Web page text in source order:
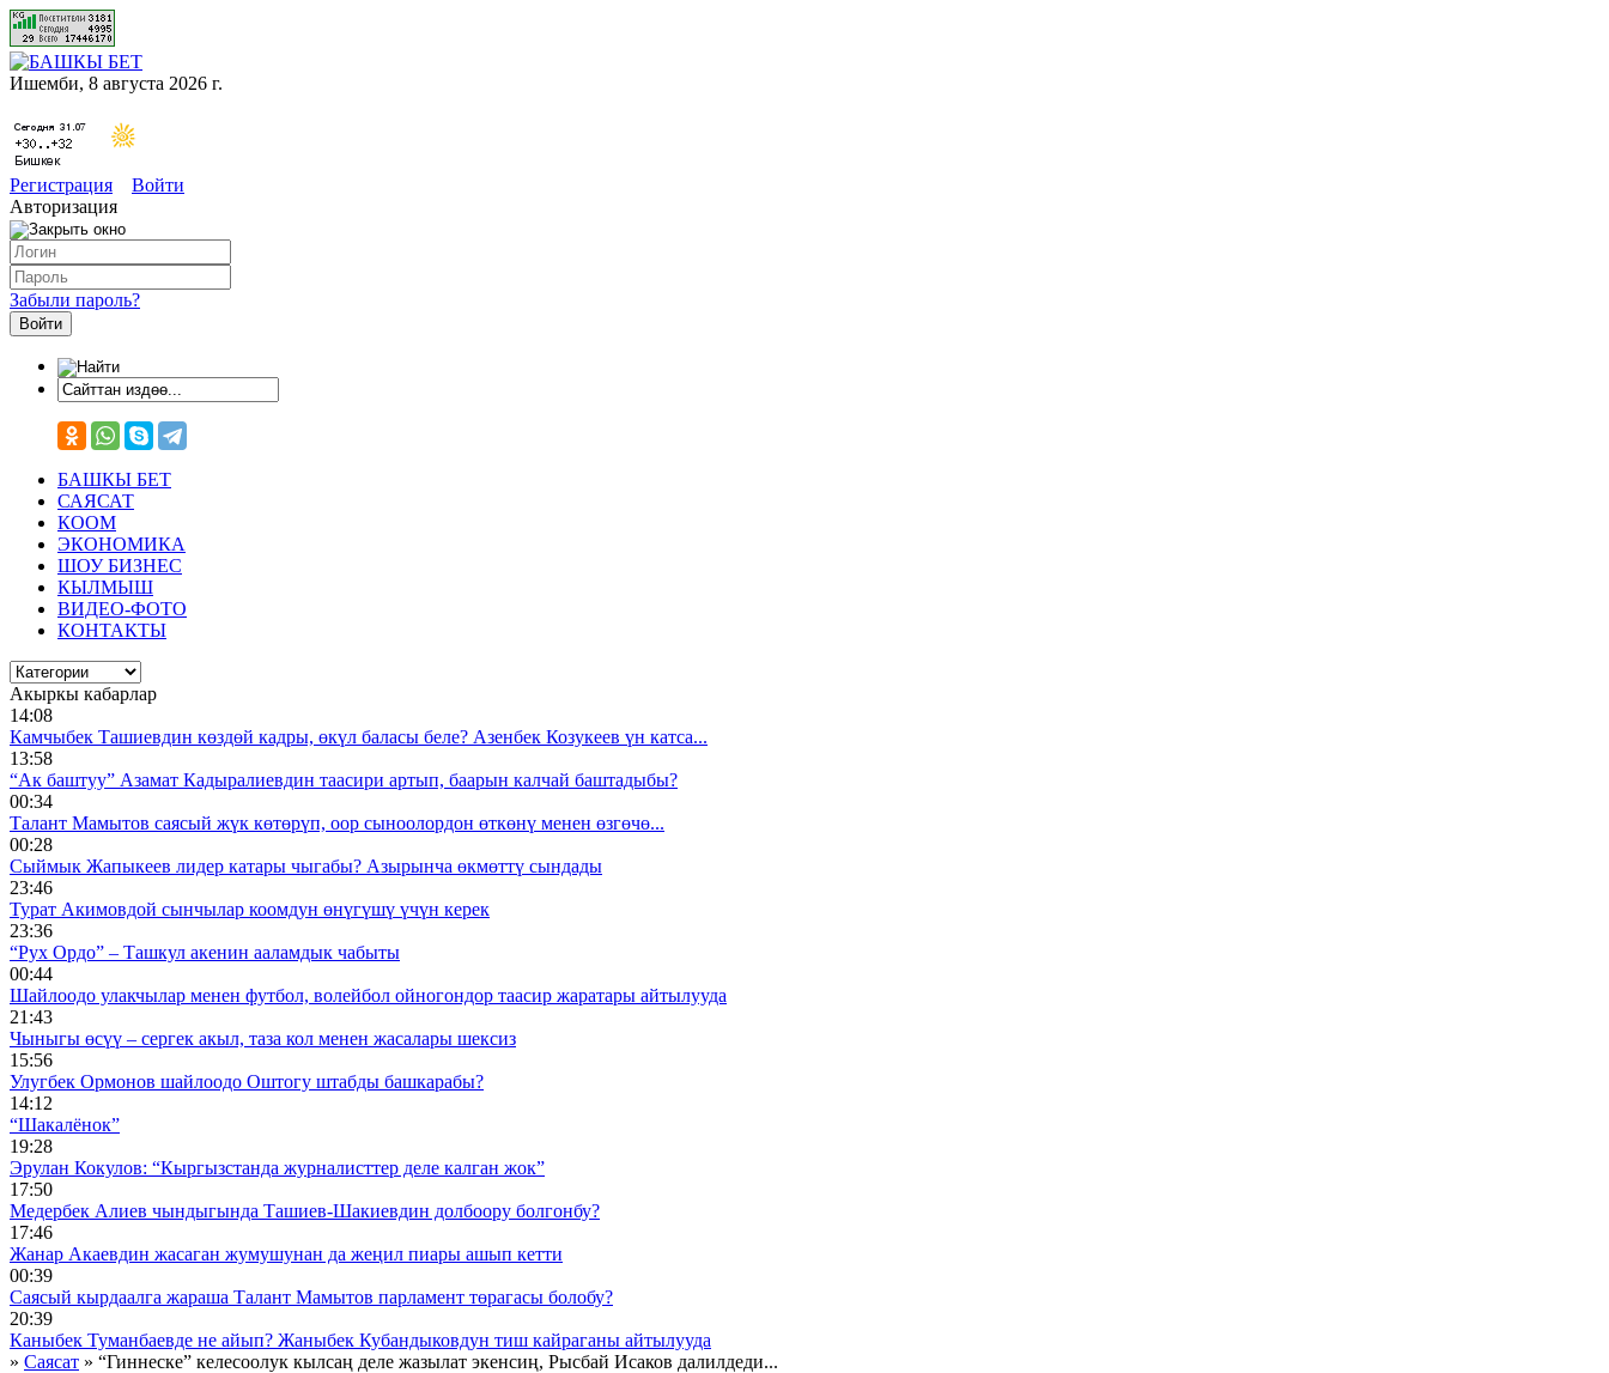
Ишемби, 8 августа 2026 г.
Регистрация
Войти
Авторизация
Забыли пароль?
БАШКЫ БЕТ
САЯСАТ
КООМ
ЭКОНОМИКА
ШОУ БИЗНЕС
КЫЛМЫШ
ВИДЕО-ФОТО
КОНТАКТЫ
Акыркы кабарлар
14:08
Камчыбек Ташиевдин көздөй кадры, өкүл баласы беле? Азенбек Козукеев үн катса...
13:58
“Ак баштуу” Азамат Кадыралиевдин таасири артып, баарын калчай баштадыбы?
00:34
Талант Мамытов саясый жүк көтөрүп, оор сыноолордон өткөнү менен өзгөчө...
00:28
Сыймык Жапыкеев лидер катары чыгабы? Азырынча өкмөттү сындады
23:46
Турат Акимовдой сынчылар коомдун өнүгүшү үчүн керек
23:36
“Рух Ордо” – Ташкул акенин ааламдык чабыты
00:44
Шайлоодо улакчылар менен футбол, волейбол ойногондор таасир жаратары айтылууда
21:43
Чыныгы өсүү – сергек акыл, таза кол менен жасалары шексиз
15:56
Улугбек Ормонов шайлоодо Оштогу штабды башкарабы?
14:12
“Шакалёнок”
19:28
Эрулан Кокулов: “Кыргызстанда журналисттер деле калган жок”
17:50
Медербек Алиев чындыгында Ташиев-Шакиевдин долбоору болгонбу?
17:46
Жанар Акаевдин жасаган жумушунан да жеңил пиары ашып кетти
00:39
Саясый кырдаалга жараша Талант Мамытов парламент төрагасы болобу?
20:39
Каныбек Туманбаевде не айып? Жаныбек Кубандыковдун тиш кайраганы айтылууда
» Саясат » “Гиннеске” келесоолук кылсаң деле жазылат экенсиң, Рысбай Исаков далилдеди...